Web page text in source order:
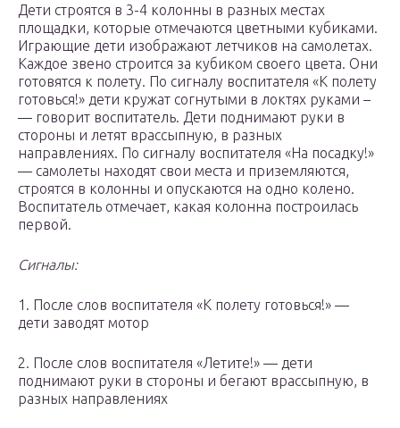
Дети строятся в 3-4 колонны в разных местах
площадки, которые отмечаются цветными кубиками.
Играющие дети изображают летчиков на самолетах.
Каждое звено строится за кубиком своего цвета. Они
готовятся к полету. По сигналу воспитателя «К полету
готовься!» дети кружат согнутыми в локтях руками –
— говорит воспитатель. Дети поднимают руки в
стороны и летят врассыпную, в разных
направлениях. По сигналу воспитателя «На посадку!»
— самолеты находят свои места и приземляются,
строятся в колонны и опускаются на одно колено.
Воспитатель отмечает, какая колонна построилась
первой.
Сигналы:
1. После слов воспитателя «К полету готовься!» —
дети заводят мотор
2. После слов воспитателя «Летите!» — дети
поднимают руки в стороны и бегают врассыпную, в
разных направлениях